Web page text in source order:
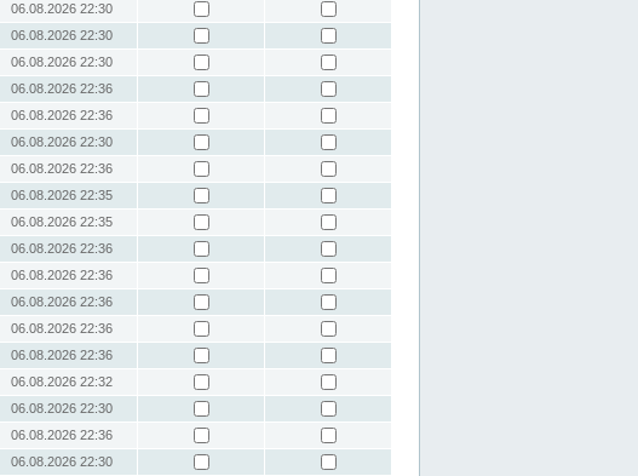
06.08.2026 22:30
06.08.2026 22:30
06.08.2026 22:30
06.08.2026 22:36
06.08.2026 22:36
06.08.2026 22:30
06.08.2026 22:36
06.08.2026 22:35
06.08.2026 22:35
06.08.2026 22:36
06.08.2026 22:36
06.08.2026 22:36
06.08.2026 22:36
06.08.2026 22:36
06.08.2026 22:32
06.08.2026 22:30
06.08.2026 22:36
06.08.2026 22:30